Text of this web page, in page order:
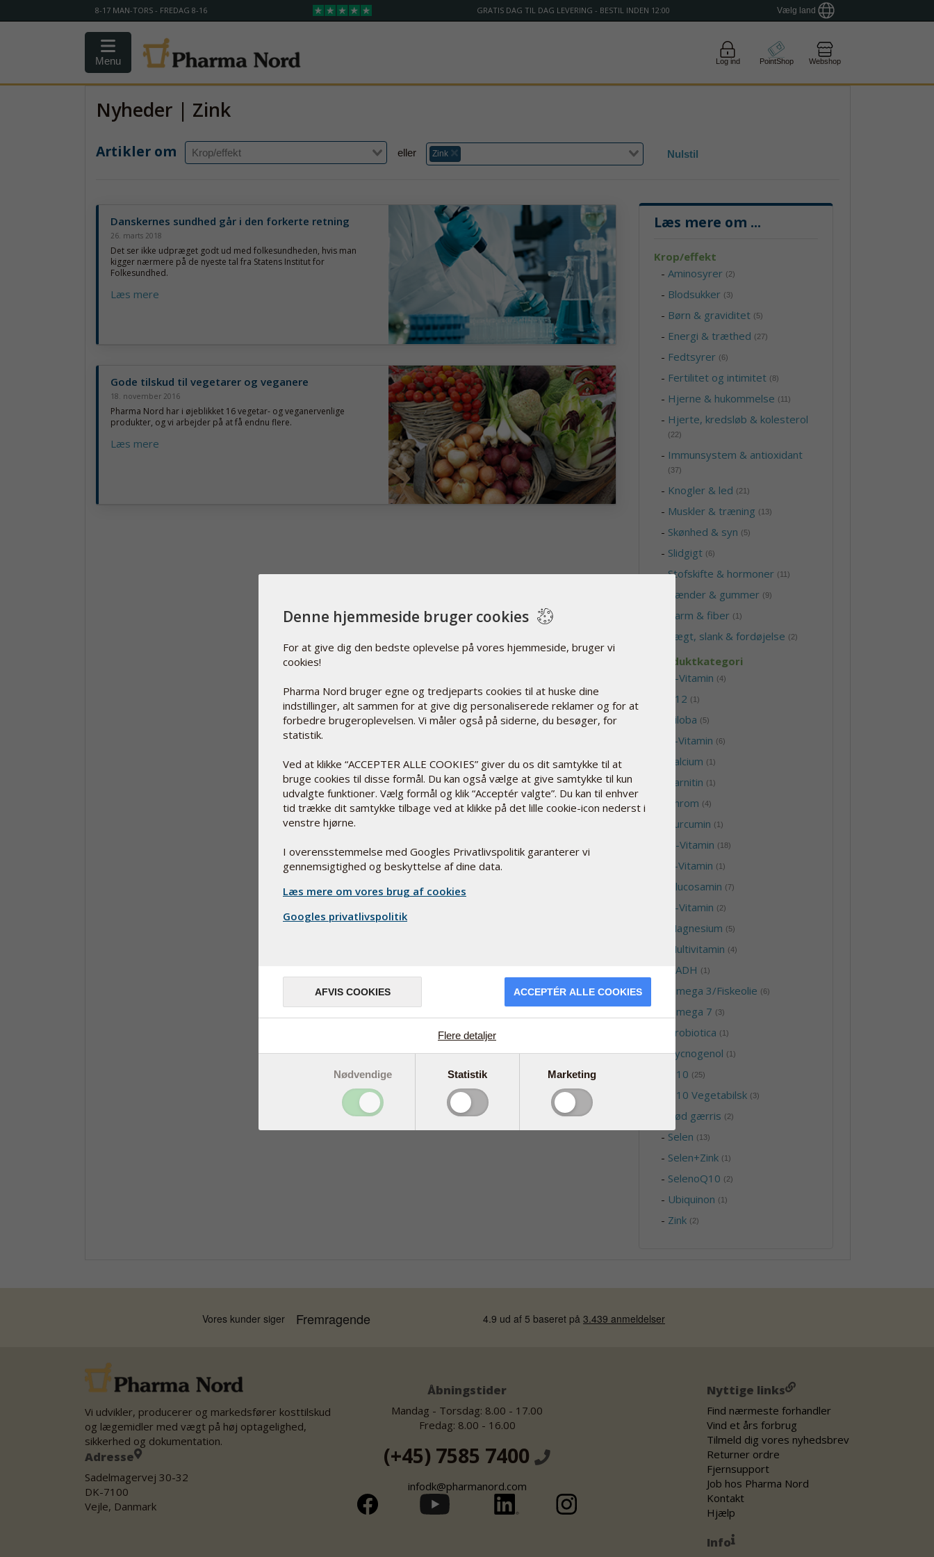
8-17 MAN-TORS - FREDAG 8-16 GRATIS DAG TIL DAG LEVERING - BESTIL INDEN 12:00 Vælg land
Menu Log ind PointShop Webshop
Nyheder | Zink
Artikler om eller Zink Nulstil
Danskernes sundhed går i den forkerte retning
26. marts 2018
Det ser ikke udpræget godt ud med folkesundheden, hvis man
kigger nærmere på de nyeste tal fra Statens Institut for
Folkesundhed.
Læs mere
Gode tilskud til vegetarer og veganere
18. november 2016
Pharma Nord har i øjeblikket 16 vegetar- og veganervenlige
produkter, og vi arbejder på at få endnu flere.
Læs mere
Læs mere om ...
Krop/effekt
-Aminosyrer (2)
- Blodsukker (3)
- Børn & graviditet (5)
- Energi & træthed (27)
- Fedtsyrer (6)
- Fertilitet og intimitet (8)
- Hjerne & hukommelse (11)
- Hjerte, kredsløb & kolesterol
(22)
- Immunsystem & antioxidant
(37)
- Knogler & led (21)
- Muskler & træning (13)
- Skønhed & syn (5)
- Slidgigt (6)
-Stofskifte & hormoner (11)
Tænder & gummer (9)
Tarm & fiber (1)
Vægt, slank & fordøjelse (2)
Produktkategori
B-Vitamin (4)
B12 (1)
Biloba (5)
C-Vitamin (6)
Calcium (1)
Carnitin (1)
Chrom (4)
Curcumin (1)
D-Vitamin (18)
E-Vitamin (1)
Glucosamin (7)
K-Vitamin (2)
Magnesium (5)
Multivitamin (4)
NADH (1)
Omega 3/Fiskeolie (6)
Omega 7 (3)
Probiotica (1)
-Pycnogenol (1)
Q10 (25)
Q10 Vegetabilsk (3)
Rød gærris (2)
- Selen (13)
- Selen+Zink (1)
- SelenoQ10 (2)
- Ubiquinon (1)
- Zink (2)
Vi udvikler, producerer og markedsfører kosttilskud
og lægemidler med vægt på høj optagelighed,
sikkerhed og dokumentation.
Adresse
Sadelmagervej 30-32
DK-7100
Vejle, Danmark
Åbningstider
Mandag - Torsdag: 8.00 - 17.00
Fredag: 8.00 - 16.00
(+45) 7585 7400
infodk@pharmanord.com
Nyttige links
Find nærmeste forhandler
Vind et års forbrug
Tilmeld dig vores nyhedsbrev
Returner ordre
Fjernsupport
Job hos Pharma Nord
Kontakt
Hjælp
Info
Denne hjemmeside bruger cookies
For at give dig den bedste oplevelse på vores hjemmeside, bruger vi
cookies!
Pharma Nord bruger egne og tredjeparts cookies til at huske dine
indstillinger, alt sammen for at give dig personaliserede reklamer og for at
forbedre brugeroplevelsen. Vi måler også på siderne, du besøger, for
statistik.
Ved at klikke “ACCEPTER ALLE COOKIES” giver du os dit samtykke til at
bruge cookies til disse formål. Du kan også vælge at give samtykke til kun
udvalgte funktioner. Vælg formål og klik “Acceptér valgte”. Du kan til enhver
tid trække dit samtykke tilbage ved at klikke på det lille cookie-icon nederst i
venstre hjørne.
I overensstemmelse med Googles Privatlivspolitik garanterer vi
gennemsigtighed og beskyttelse af dine data.
Læs mere om vores brug af cookies
Googles privatlivspolitik
AFVIS COOKIES ACCEPTÉR ALLE COOKIES
Flere detaljer
Nødvendige Statistik Marketing